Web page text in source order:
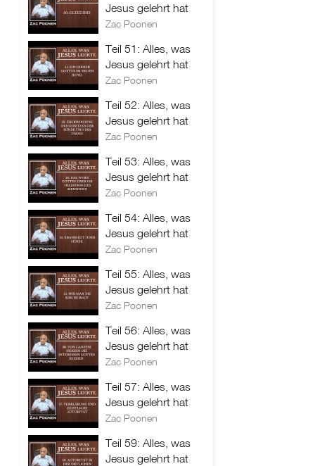
Jesus gelehrt hat
Zac Poonen
Teil 51: Alles, was
Jesus gelehrt hat
Zac Poonen
Teil 52: Alles, was
Jesus gelehrt hat
Zac Poonen
Teil 53: Alles, was
Jesus gelehrt hat
Zac Poonen
Teil 54: Alles, was
Jesus gelehrt hat
Zac Poonen
Teil 55: Alles, was
Jesus gelehrt hat
Zac Poonen
Teil 56: Alles, was
Jesus gelehrt hat
Zac Poonen
Teil 57: Alles, was
Jesus gelehrt hat
Zac Poonen
Teil 59: Alles, was
Jesus gelehrt hat